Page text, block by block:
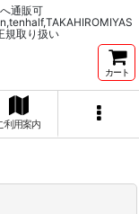
通販可
規取り扱い
カート
利用案内